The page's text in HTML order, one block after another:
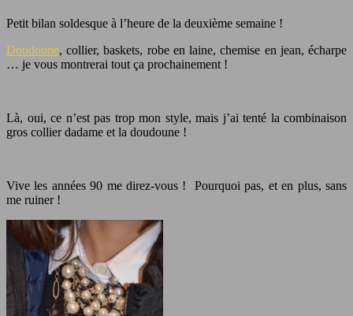
Petit bilan soldesque à l’heure de la deuxième semaine !
Doudoune, collier, baskets, robe en laine, chemise en jean, écharpe
… je vous montrerai tout ça prochainement !
Là, oui, ce n’est pas trop mon style, mais j’ai tenté la combinaison
gros collier dadame et la doudoune !
Vive les années 90 me direz-vous ! Pourquoi pas, et en plus, sans
me ruiner !